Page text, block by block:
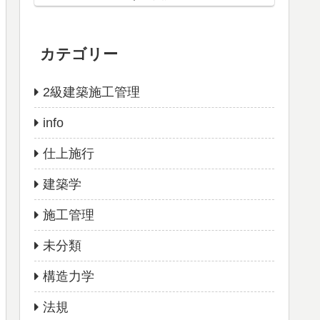
カテゴリー
2級建築施工管理
info
仕上施行
建築学
施工管理
未分類
構造力学
法規